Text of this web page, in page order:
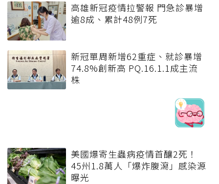
高雄新冠疫情拉警報 門急診暴增
逾8成、累計48例7死
新冠單周新增62重症、就診暴增
74.8%創新高 PQ.16.1.1成主流
株
美國爆寄生蟲病疫情首釀2死！
45州1.8萬人「爆炸腹瀉」感染源
曝光